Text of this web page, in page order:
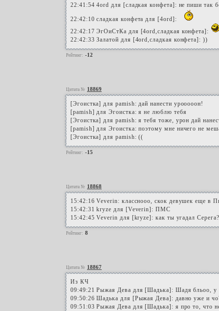
22:41:54 4ord для [сладкая конфета]: не пиши
22:42:10 сладкая конфета для [4ord]:
22:42:17 ЭгОиСтКа для [4ord,сладкая конфета]:
22:42:33 Залатой для [4ord,сладкая конфета]: ))
Рейтинг: -12
Цитата № 18869
[Эгоистка] для pamish: дай нанести урооооон!
[pamish] для Эгоистка: я не люблю тебя
[Эгоистка] для pamish: я тебя тоже, урон дай
[pamish] для Эгоистка: поэтому мне ничего не
[Эгоистка] для pamish: ((
Рейтинг: -15
Цитата № 18868
15:42:16 Veverin: класснооо, скок девушек еще в
15:42:31 kryze для [Veverin]: ПМС
15:42:45 Veverin для [kryze]: как ты угадал
Рейтинг: 8
Цитата № 18867
Из КЧ
09:49:21 Рыжая Дева для [Шадька]: Шадя бльоо, у
09:50:26 Шадька для [Рыжая Дева]: давно уже и
09:51:03 Рыжая Дева для [Шадька]: я про то, что